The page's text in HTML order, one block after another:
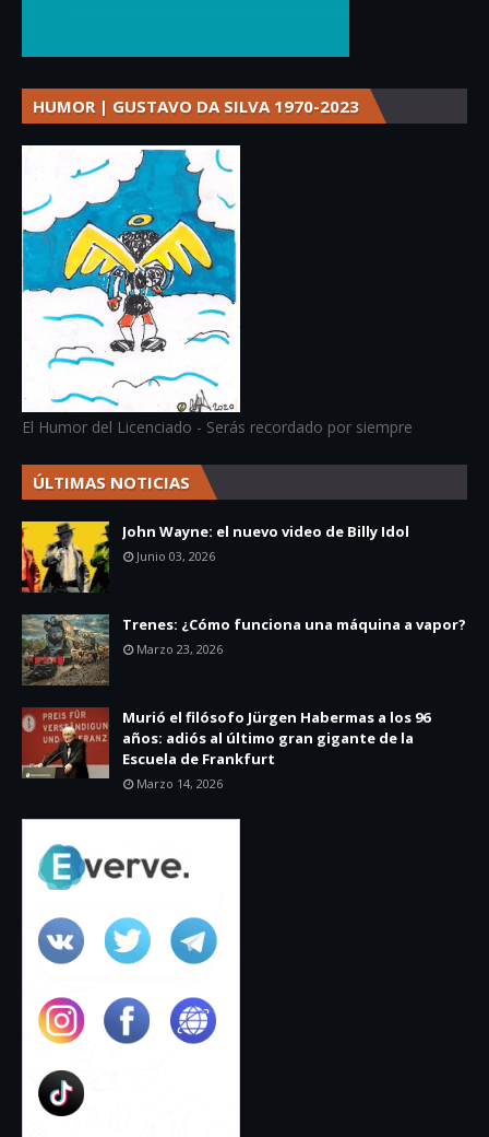
HUMOR | GUSTAVO DA SILVA 1970-2023
El Humor del Licenciado - Serás recordado por siempre
ÚLTIMAS NOTICIAS
John Wayne: el nuevo video de Billy Idol
Junio 03, 2026
Trenes: ¿Cómo funciona una máquina a vapor?
Marzo 23, 2026
Murió el filósofo Jürgen Habermas a los 96
años: adiós al último gran gigante de la
Escuela de Frankfurt
Marzo 14, 2026